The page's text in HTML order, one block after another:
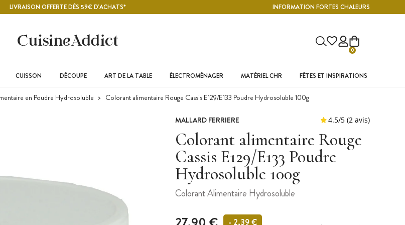
LIVRAISON OFFERTE DÈS 59€ D'ACHATS* INFORMATION FORTES CHALEURS
0
CUISSON DÉCOUPE ART DE LA TABLE ÉLECTROMÉNAGER MATÉRIEL CHR FÊTES ET INSPIRATIONS
en Poudre Hydrosoluble Colorant alimentaire Rouge Cassis E129/E133 Poudre Hydrosoluble 100g
MALLARD FERRIERE
Colorant alimentaire Rouge
Cassis E129/E133 Poudre
Hydrosoluble 100g
Colorant Alimentaire Hydrosoluble
- 2,39 €